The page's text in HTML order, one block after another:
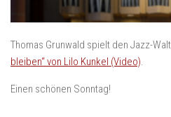
Thomas Grunwald spielt den Jazz-
bleiben“ von Lilo Kunkel (Video).
Einen schönen Sonntag!